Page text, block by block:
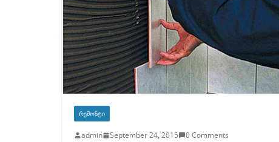
ᲠᲔᲛᲝᲜᲢᲘ
admin September 24, 2015
0 Comments